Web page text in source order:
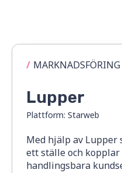
/ MARKNADSFÖRING
Lupper
Plattform: Starweb
Med hjälp av Lupper
ett ställe och
handlingsbara